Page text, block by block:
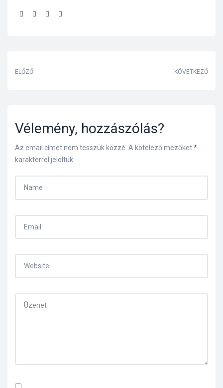
ELŐZŐ KÖVETKEZŐ
Vélemény, hozzászólás?
Az email címet nem tesszük közzé. A kötelező mezőket*
karakterrel jelöltük